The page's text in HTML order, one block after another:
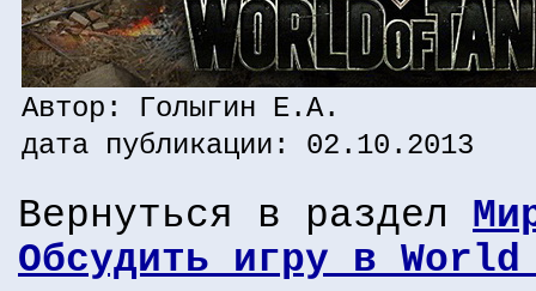
Автор: Голыгин Е.А.
дата публикации: 02.10.2013
Вернуться в раздел
Обсудить игру в